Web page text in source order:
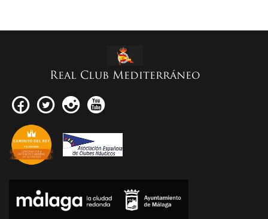
Real Club Mediterráneo